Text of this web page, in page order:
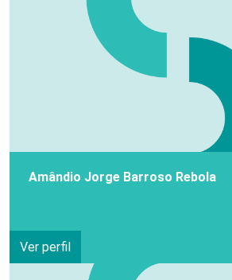
Amândio Jorge Barroso Rebola
Ver perfil